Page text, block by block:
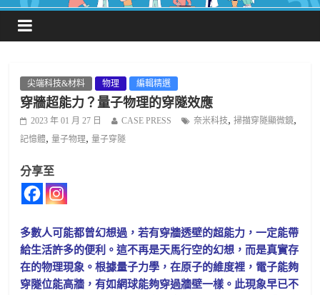
尖端科技&材料 物理 編輯精選
穿牆超能力？量子物理的穿隧效應
2023 年 01 月 27 日 CASE PRESS 奈米科技,掃描穿隧顯微鏡,
記憶體,量子物理,量子穿隧
分享至
多數人可能都曾幻想過，若有穿牆透壁的超能力，一定能帶
給生活許多的便利。這不再是天馬行空的幻想，而是真實存
在的物理現象。根據量子力學，在原子的維度裡，電子能夠
穿隧位能高牆，有如網球能夠穿過牆壁一樣。此現象早已不